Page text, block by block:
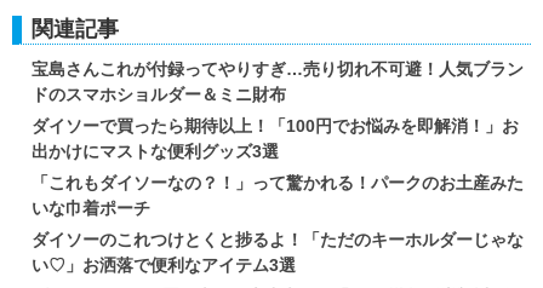
関連記事
宝島さんこれが付録ってやりすぎ…売り切れ不可避！人気ブラン
ドのスマホショルダー＆ミニ財布
ダイソーで買ったら期待以上！「100円でお悩みを即解消！」お
出かけにマストな便利グッズ3選
「これもダイソーなの？！」って驚かれる！パークのお土産みた
いな巾着ポーチ
ダイソーのこれつけとくと捗るよ！「ただのキーホルダーじゃな
い♡」お洒落で便利なアイテム3選